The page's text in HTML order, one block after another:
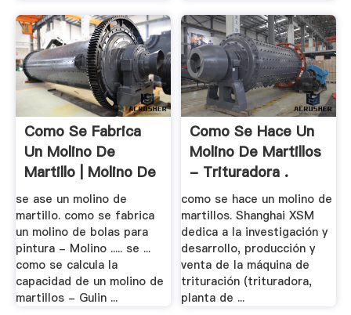
Como Se Fabrica
Un Molino De
Martillo | Molino De
.
se ase un molino de
martillo. como se fabrica
un molino de bolas para
pintura - Molino ..... se ...
como se calcula la
capacidad de un molino de
martillos - Gulin ...
Como Se Hace Un
Molino De Martillos
- Trituradora .
como se hace un molino de
martillos. Shanghai XSM
dedica a la investigación y
desarrollo, producción y
venta de la máquina de
trituración (trituradora,
planta de ...